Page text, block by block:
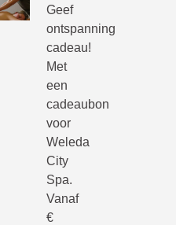
Geef
ontspanning
cadeau!
Met
een
cadeaubon
voor
Weleda
City
Spa.
Vanaf
€